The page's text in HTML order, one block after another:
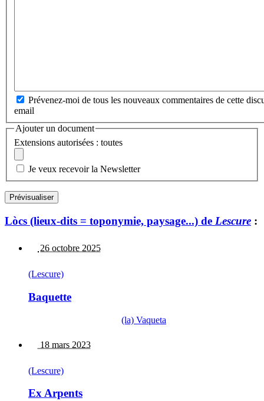
Prévenez-moi de tous les nouveaux commentaires de cette
email
Ajouter un document
Extensions autorisées : toutes
Je veux recevoir la Newsletter
Lòcs (lieux-dits = toponymie, paysage...) de Lescure :
26 octobre 2025
(Lescure)
Baquette
(la) Vaqueta
18 mars 2023
(Lescure)
Ex Arpents